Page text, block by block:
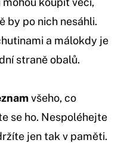
by po nich nesáhli.
a málokdy je
straně obalů.
všeho, co
se ho. Nespoléhejte
jen tak v paměti.